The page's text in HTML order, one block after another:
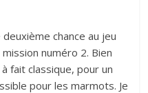
chance au jeu
numéro 2. Bien
fait classique, pour un
pour les marmots. Je